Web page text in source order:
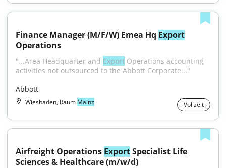
Finance Manager (M/F/W) Emea Hq Export
Operations
"...Area Headquarter and Export Operations accounting
activities not outsourced to the Abbott Corporate..."
Abbott
Wiesbaden, Raum Mainz Vollzeit
Airfreight Operations Export Specialist Life
Sciences & Healthcare (m/w/d)